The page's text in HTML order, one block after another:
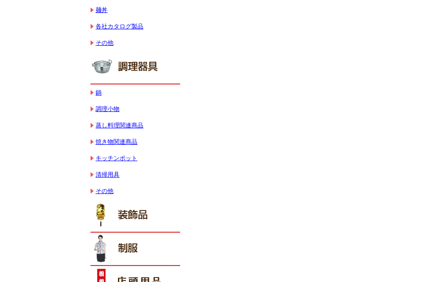
麺丼
各社カタログ製品
その他
鍋
調理小物
蒸し料理関連商品
焼き物関連商品
キッチンポット
清掃用具
その他